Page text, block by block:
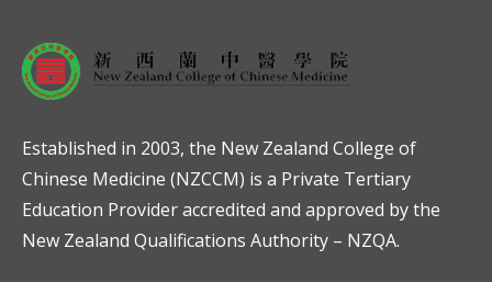
Established in 2003, the New Zealand College of
Chinese Medicine (NZCCM) is a Private Tertiary
Education Provider accredited and approved by the
New Zealand Qualifications Authority – NZQA.